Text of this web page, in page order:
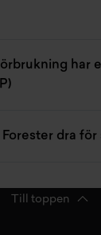
har
dra för
Till toppen